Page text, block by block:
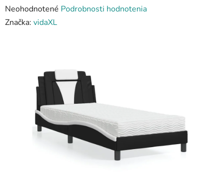
Priemerné
hodnotenie
hviezdičiek.
Neohodnotené Podrobnosti hodnotenia
Značka: vidaXL